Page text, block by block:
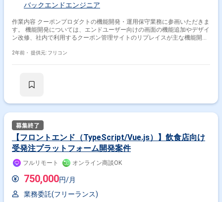
バックエンドエンジニア
作業内容 クーポンプロダクトの機能開発・運用保守業務に参画いただきま
す。 機能開発については、エンドユーザー向けの画面の機能追加やデザイ
ン改修、社内で利用するクーポン管理サイトのリプレイスが主な機能開発
アラート対応など、サービスを維持するのに必要な業務を実施していただ
2年前・ 提供元: フリコン
【フロントエンド（TypeScript/Vue.js）】飲食店向け
受発注プラットフォーム開発案件
フルリモート オンライン商談OK
750,000円/月
業務委託(フリーランス)